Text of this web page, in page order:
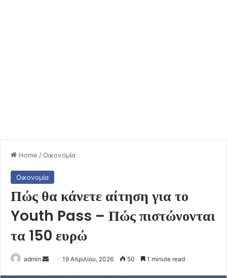
Home /Οικονομία
Οικονομία
Πώς θα κάνετε αίτηση για το
Youth Pass – Πώς πιστώνονται
τα 150 ευρώ
admin
Send19 Απριλίου, 2026 50 1 minute read